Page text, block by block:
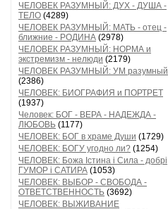
ЧЕЛОВЕК РАЗУМНЫЙ: ДУХ - ДУША -
ТЕЛО (4289)
ЧЕЛОВЕК РАЗУМНЫЙ: МАТЬ - отец -
ближние - РОДИНА (2978)
ЧЕЛОВЕК РАЗУМНЫЙ: НОРМА и
экстремизм - нелюди (2179)
ЧЕЛОВЕК РАЗУМНЫЙ: УМ разумный
(2386)
ЧЕЛОВЕК: БИОГРАФИЯ и ПОРТРЕТ
(1937)
Человек: БОГ - ВЕРА - НАДЕЖДА -
ЛЮБОВЬ (1177)
ЧЕЛОВЕК: БОГ в храме Души (1729)
ЧЕЛОВЕК: БОГУ угодно ли? (1254)
ЧЕЛОВЕК: Божа Істина і Сила - добрі
ГУМОР і САТИРА (1053)
ЧЕЛОВЕК: ВЫБОР - СВОБОДА -
ОТВЕТСТВЕННОСТЬ (3692)
ЧЕЛОВЕК: ВЫЖИВАНИЕ